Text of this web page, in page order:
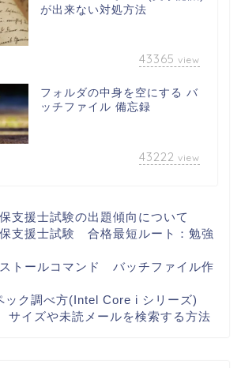
が出来ない対処方法
43365 view
フォルダの中身を空にする バ
ッチファイル 備忘録
43222 view
支援士試験の出題傾向について
支援士試験 合格最短ルート：勉強
トールコマンド バッチファイル作
ック調べ方(Intel Core i シリーズ)
イズや未読メールを検索する方法